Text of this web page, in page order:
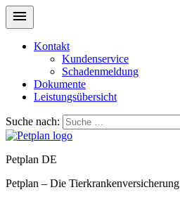
Kontakt
Kundenservice
Schadenmeldung
Dokumente
Leistungsübersicht
Suche nach:
Petplan DE
Petplan – Die Tierkrankenversicherung